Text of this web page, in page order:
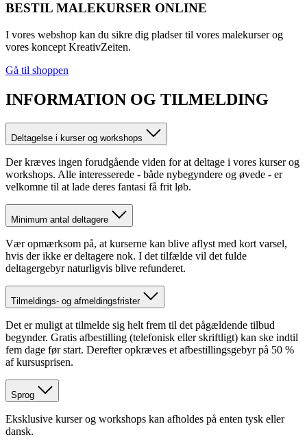
BESTIL MALEKURSER ONLINE
I vores webshop kan du sikre dig pladser til vores malekurser og
vores koncept KreativZeiten.
Gå til shoppen
INFORMATION OG TILMELDING
Deltagelse i kurser og workshops
Der kræves ingen forudgående viden for at deltage i vores kurser og
workshops. Alle interesserede - både nybegyndere og øvede - er
velkomne til at lade deres fantasi få frit løb.
Minimum antal deltagere
Vær opmærksom på, at kurserne kan blive aflyst med kort varsel,
hvis der ikke er deltagere nok. I det tilfælde vil det fulde
deltagergebyr naturligvis blive refunderet.
Tilmeldings- og afmeldingsfrister
Det er muligt at tilmelde sig helt frem til det pågældende tilbud
begynder. Gratis afbestilling (telefonisk eller skriftligt) kan ske indtil
fem dage før start. Derefter opkræves et afbestillingsgebyr på 50 %
af kursusprisen.
Sprog
Eksklusive kurser og workshops kan afholdes på enten tysk eller
dansk.